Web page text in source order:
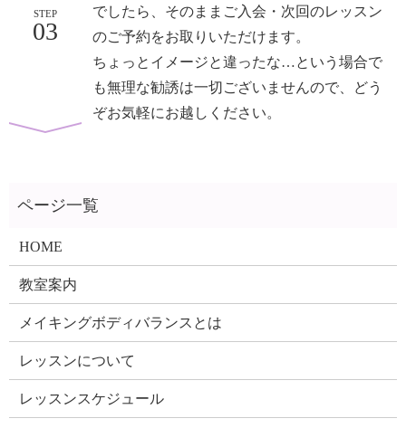
STEP
03
でしたら、そのままご入会・次回のレッスン
のご予約をお取りいただけます。
ちょっとイメージと違ったな…という場合で
も無理な勧誘は一切ございませんので、どう
ぞお気軽にお越しください。
HOME
教室案内
メイキングボディバランスとは
レッスンについて
レッスンスケジュール